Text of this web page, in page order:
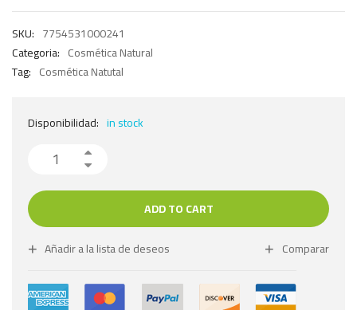
SKU: 7754531000241
Categoria: Cosmética Natural
Tag: Cosmética Natutal
Disponibilidad: in stock
ADD TO CART
Añadir a la lista de deseos
Comparar